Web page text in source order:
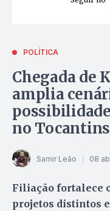
POLÍTICA
Chegada de
amplia
no Tocantins
Samir Leão 08
Filiação fortalece
projetos distintos